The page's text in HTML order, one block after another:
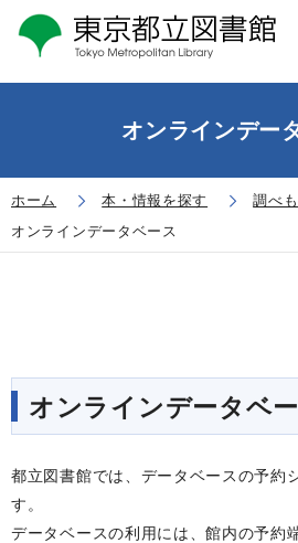
オンラインデー
ホーム 本・情報を探す
調べ
オンラインデータベース
オンラインデータベ
都立図書館では、データベースの予約
す。
データベースの利用には、館内の予約